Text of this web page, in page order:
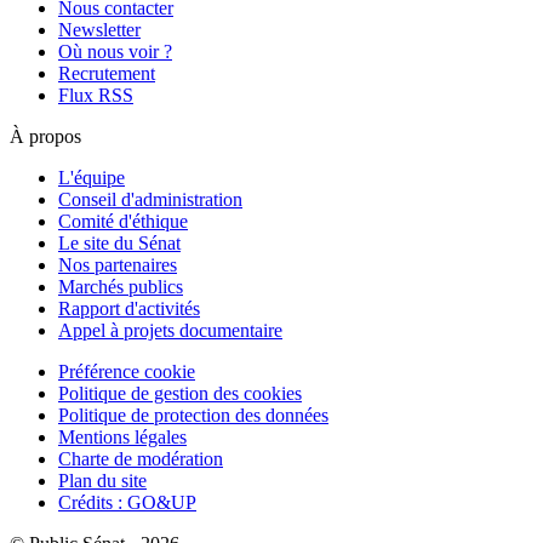
Nous contacter
Newsletter
Où nous voir ?
Recrutement
Flux RSS
À propos
L'équipe
Conseil d'administration
Comité d'éthique
Le site du Sénat
Nos partenaires
Marchés publics
Rapport d'activités
Appel à projets documentaire
Préférence cookie
Politique de gestion des cookies
Politique de protection des données
Mentions légales
Charte de modération
Plan du site
Crédits : GO&UP